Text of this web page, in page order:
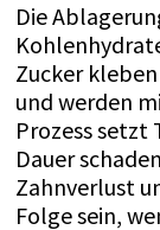
Die
Zucker
und werden
Prozess setzt
Dauer
Zahnverlust
Folge sein,